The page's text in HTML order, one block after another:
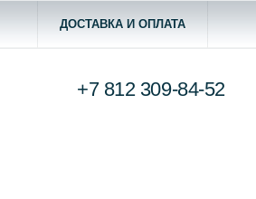
ДОСТАВКА И ОПЛАТА
+7 812 309-84-52